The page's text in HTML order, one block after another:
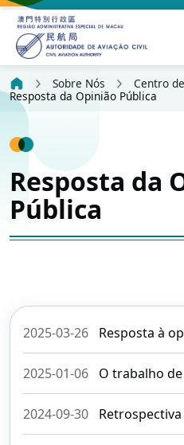
Sobre Nós
Centro
Resposta da Opinião Pública
Resposta da
Pública
2025-03-26 Resposta à opinião pública
2025-01-06 O trabalho de supervisão de
2024-09-30 Retrospectiva de 25 anos de supervisão da segurança